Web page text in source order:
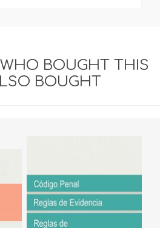
BOUGHT THIS
BOUGHT